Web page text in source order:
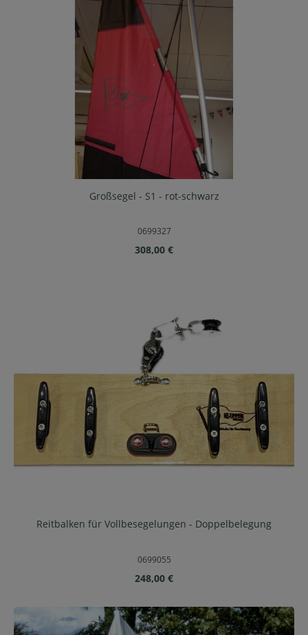
Großsegel - S1 - rot-schwarz
0699327
Regulärer Preis:
308,00 €
Reitbalken für Vollbesegelungen - Doppelbelegung
0699055
Regulärer Preis:
248,00 €